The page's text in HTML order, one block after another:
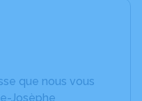
que nous vous
Josèphe